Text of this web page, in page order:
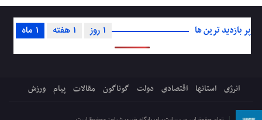
پر بازدید ترین ها 1 ماه 1 هفته 1 روز
انرژی استانها اقتصادی دولت گوناگون مقالات پیام ورزش